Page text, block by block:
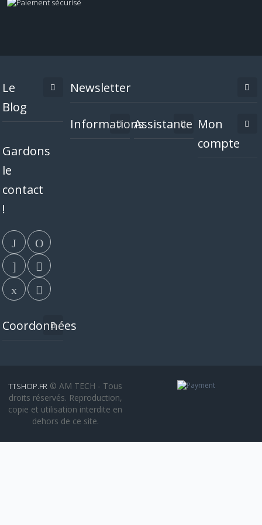
Le
Blog
Gardons
le
contact
!
Coordonnées
Newsletter
InformationsAssistance Mon
compte
TTSHOP.FR © AM TECH - Tous
droits réservés. Reproduction,
copie et utilisation interdite en
dehors de ce site.